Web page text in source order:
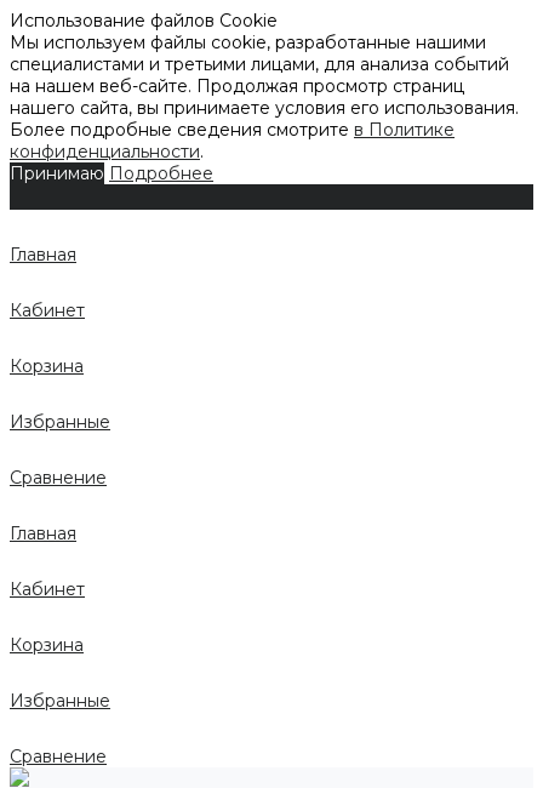
Использование файлов Cookie
Мы используем файлы cookie, разработанные нашими
специалистами и третьими лицами, для анализа событий
на нашем веб-сайте. Продолжая просмотр страниц
нашего сайта, вы принимаете условия его использования.
Более подробные сведения смотрите в Политике
конфиденциальности.
Принимаю Подробнее
Главная
Кабинет
Корзина
Избранные
Сравнение
Главная
Кабинет
Корзина
Избранные
Сравнение